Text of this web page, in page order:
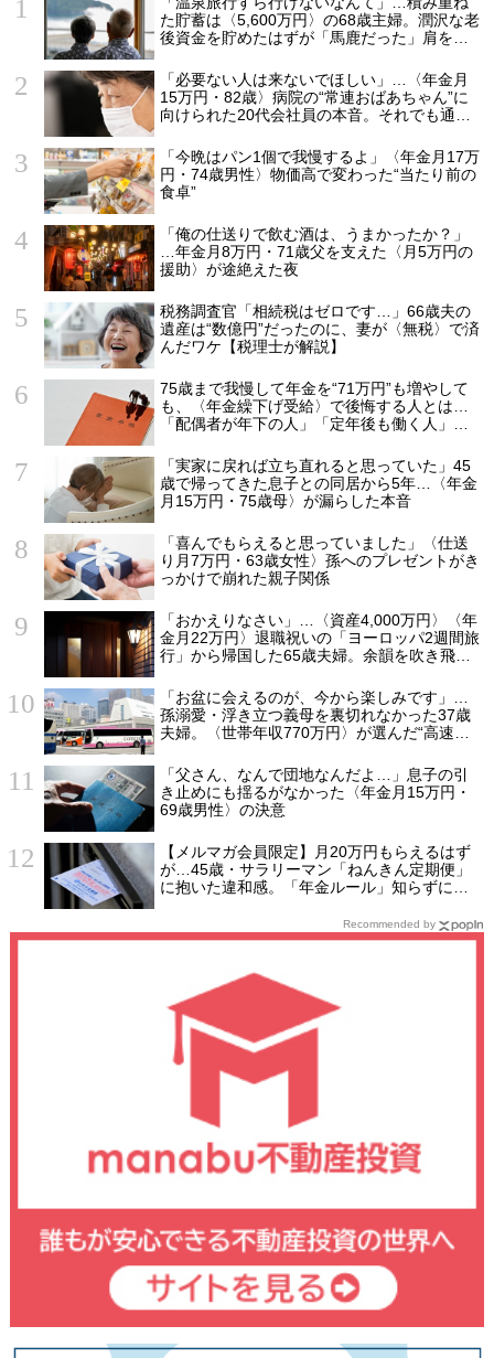
た貯蓄は〈5,600万円〉の68歳主婦。潤沢な老
後資金を貯めたはずが「馬鹿だった」肩を落
「必要ない人は来ないでほしい」…〈年金月
15万円・82歳〉病院の“常連おばあちゃん”に
向けられた20代会社員の本音。それでも通い
「今晩はパン1個で我慢するよ」〈年金月17万
円・74歳男性〉物価高で変わった“当たり前の
食卓”
「俺の仕送りで飲む酒は、うまかったか？」
…年金月8万円・71歳父を支えた〈月5万円の
援助〉が途絶えた夜
税務調査官「相続税はゼロです…」66歳夫の
遺産は“数億円”だったのに、妻が〈無税〉で済
んだワケ【税理士が解説】
75歳まで我慢して年金を“71万円”も増やして
も、〈年金繰下げ受給〉で後悔する人とは…
「配偶者が年下の人」「定年後も働く人」
説】
「実家に戻れば立ち直れると思っていた」45
歳で帰ってきた息子との同居から5年…〈年金
月15万円・75歳母〉が漏らした本音
「喜んでもらえると思っていました」〈仕送
り月7万円・63歳女性〉孫へのプレゼントがき
っかけで崩れた親子関係
「おかえりなさい」…〈資産4,000万円〉〈年
金月22万円〉退職祝いの「ヨーロッパ2週間旅
行」から帰国した65歳夫婦。余韻を吹き飛ば
「お盆に会えるのが、今から楽しみです」…
孫溺愛・浮き立つ義母を裏切れなかった37歳
夫婦。〈世帯年収770万円〉が選んだ“高速バ
「父さん、なんで団地なんだよ…」息子の引
き止めにも揺るがなかった〈年金月15万円・
69歳男性〉の決意
【メルマガ会員限定】月20万円もらえるはず
が…45歳・サラリーマン「ねんきん定期便」
に抱いた違和感。「年金ルール」知らずにそ
額に唖然「何かの間違いでは？」Recommended by